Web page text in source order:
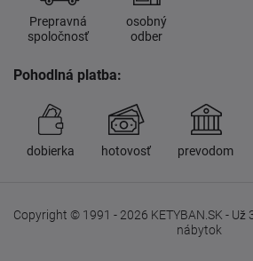
Prepravná
spoločnosť
osobný
odber
Pohodlná platba:
dobierka hotovosť prevodom
Copyright © 1991 - 2026 KETYBAN.SK -
nábytok